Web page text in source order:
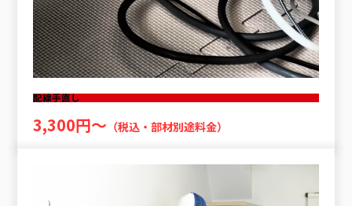
配線手直し
3,300円〜 （税込・部材別途料金）